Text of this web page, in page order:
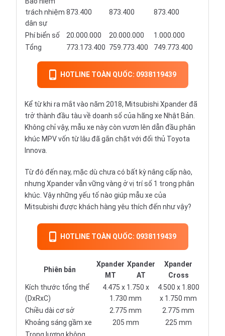
trách nhiệm
dân sự
873.400 873.400 873.400
Phí biển số 20.000.000 20.000.000
1.000.000
Tổng
773.173.400 759.773.400 749.773.400
HOTLINE TOÀN QUỐC: 0938119439
Kể từ khi ra mắt vào năm 2018, Mitsubishi Xpander đã
trở thành đầu tàu về doanh số của hãng xe Nhật Bản.
Không chỉ vậy, mẫu xe này còn vươn lên dẫn đầu phân
khúc MPV vốn từ lâu đã gắn chặt với đối thủ Toyota
Innova.
Từ đó đến nay, mặc dù chưa có bất kỳ nâng cấp nào,
nhưng Xpander vẫn vững vàng ở vị trí số 1 trong phân
khúc. Vậy những yếu tố nào giúp mẫu xe của
Mitsubishi được khách hàng yêu thích đến như vậy?
HOTLINE TOÀN QUỐC: 0938119439
Phiên bản
Xpander
MT
Xpander
AT
Xpander
Cross
Kích thước tổng thể
(DxRxC)
4.475 x 1.750 x
1.730 mm
4.500 x 1.800
x 1.750 mm
Chiều dài cơ sở
2.775 mm
2.775 mm
Khoảng sáng gầm xe
205 mm
225 mm